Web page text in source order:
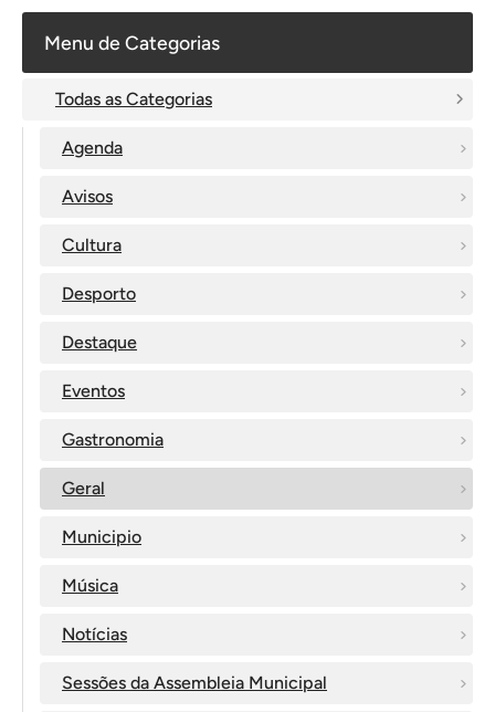
Menu de Categorias
Todas as Categorias
Agenda
Avisos
Cultura
Desporto
Destaque
Eventos
Gastronomia
Geral
Municipio
Música
Notícias
Sessões da Assembleia Municipal